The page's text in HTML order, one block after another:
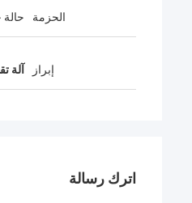
الحزمة حالة
إبراز آلة
اترك رسالة